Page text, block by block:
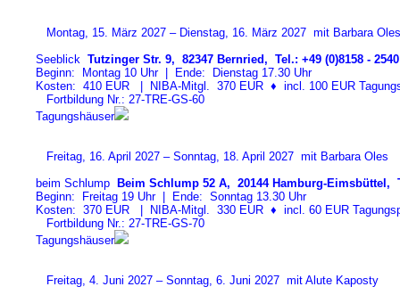
Montag, 15. März 2027 – Dienstag, 16. März 2027 mit Barbara Oles
Seeblick Tutzinger Str. 9, 82347 Bernried, Tel.: +49 (0)8158 - 2540
Beginn: Montag 10 Uhr | Ende: Dienstag 17.30 Uhr
Kosten: 410 EUR | NIBA-Mitgl. 370 EUR ♦ incl. 100 EUR
Fortbildung Nr.: 27-TRE-GS-60
Tagungshäuser
Freitag, 16. April 2027 – Sonntag, 18. April 2027 mit Barbara Oles
beim Schlump
Beim Schlump 52 A, 20144 Hamburg-Eimsbüttel,
Beginn: Freitag 19 Uhr | Ende: Sonntag 13.30 Uhr
Kosten: 370 EUR | NIBA-Mitgl. 330 EUR ♦ incl. 60 EUR
Fortbildung Nr.: 27-TRE-GS-70
Tagungshäuser
Freitag, 4. Juni 2027 – Sonntag, 6. Juni 2027 mit Alute Kaposty